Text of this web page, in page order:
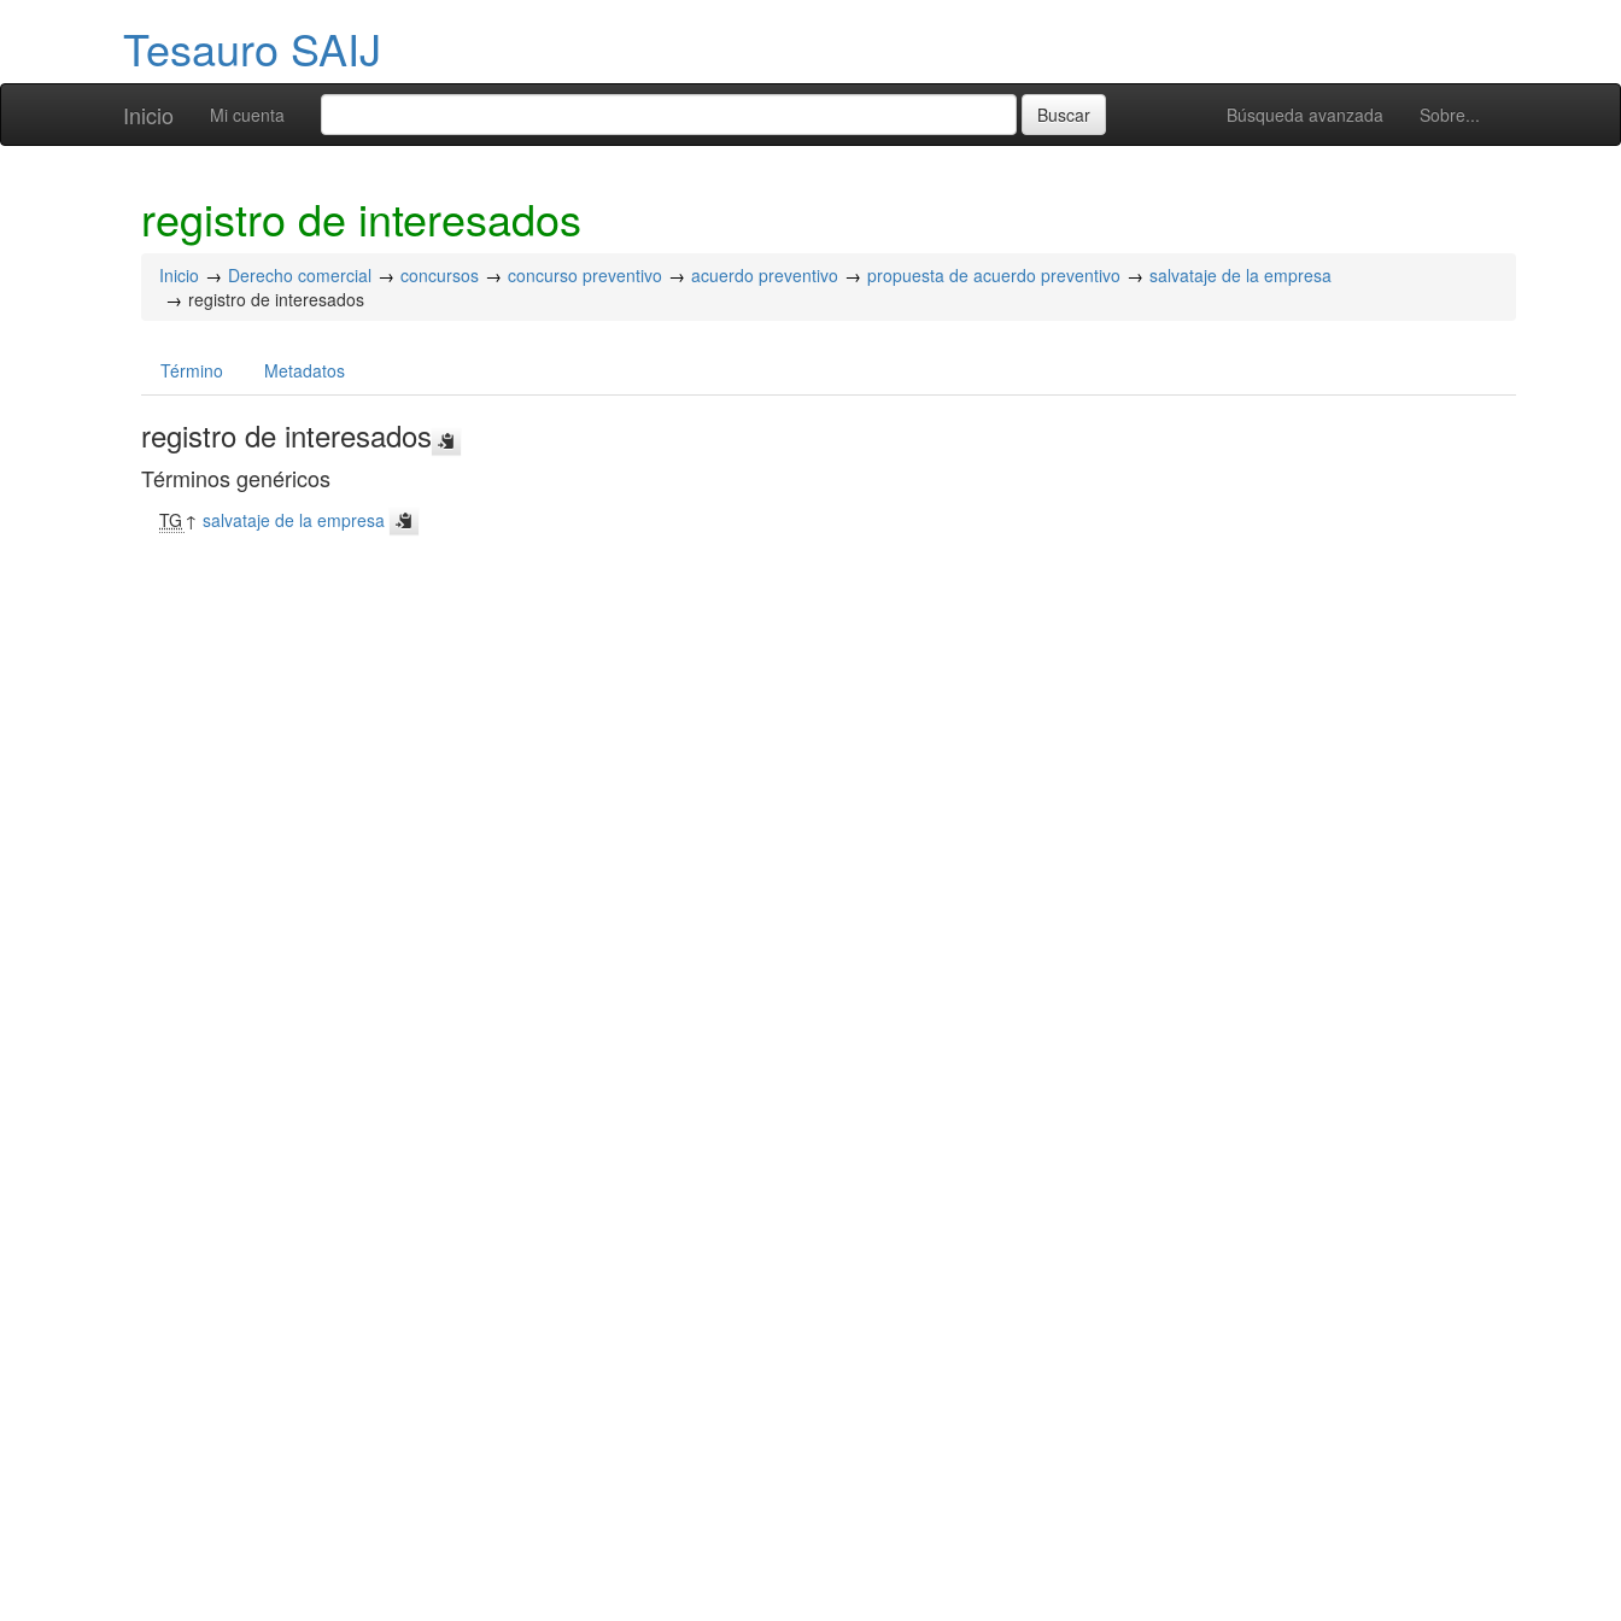
Tesauro SAIJ
Inicio Búsqueda avanzada Sobre...
Mi cuenta
registro de interesados
Inicio Derecho comercial concursos concurso preventivo acuerdo preventivo propuesta de acuerdo preventivo
salvataje de la empresa
registro de interesados
Término Metadatos
registro de interesados
Términos genéricos
TG ↑salvataje de la empresa